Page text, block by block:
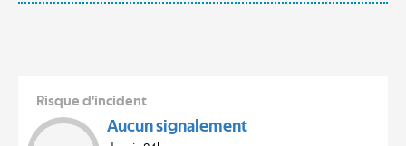
Risque d'incident
Aucun signalement